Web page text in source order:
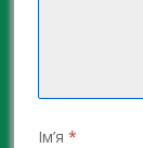
Ім’я *